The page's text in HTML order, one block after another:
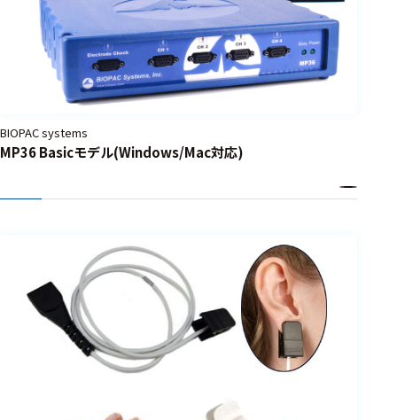
BIOPAC systems
MP36 Basicモデル(Windows/Mac対応)